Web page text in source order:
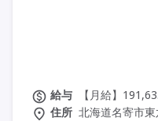
給与
【月給】
住所 北海道名寄市